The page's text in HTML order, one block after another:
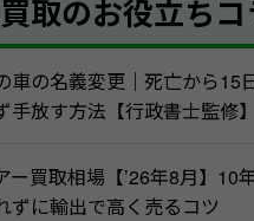
まずは栃木県のソコカラへ
ご相談ください。
要が高まるタイミング
取のポイント！
をするのもポイントです。車
取のお役立ちコ
車の名義変更｜死亡から15
手放す方法【行政書士監修】
ー買取相場【’26年8月】10
ずに輸出で高く売るコツ